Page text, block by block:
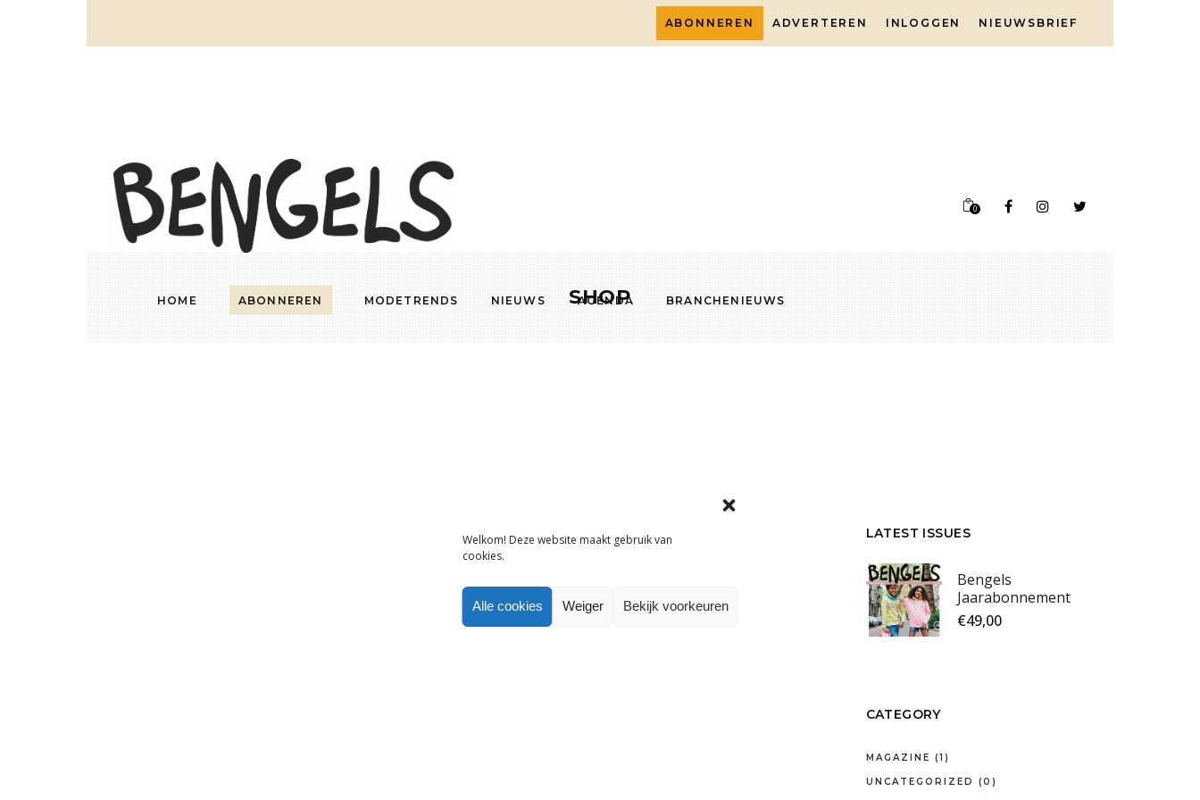
Welkom! Deze website maakt gebruik van
cookies.
Alle cookies Weiger Bekijk voorkeuren
ABONNEREN ADVERTEREN INLOGGEN NIEUWSBRIEF
HOME ABONNEREN MODETRENDS NIEUWS AGENDA BRANCHENIEUWS
0
SHOP
LATEST ISSUES
Bengels
Jaarabonnement
€49,00
CATEGORY
MAGAZINE (1)
UNCATEGORIZED (0)